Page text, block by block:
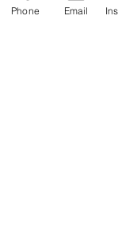
Phone Email